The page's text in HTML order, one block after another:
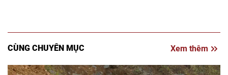
CÙNG CHUYÊN MỤC Xem thêm